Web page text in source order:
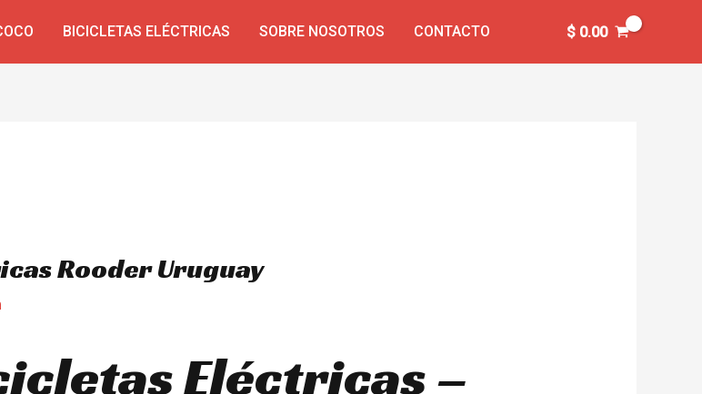
BICICLETAS ELÉCTRICAS SOBRE NOSOTROS CONTACTO $0.00
Rooder Uruguay
Eléctricas –